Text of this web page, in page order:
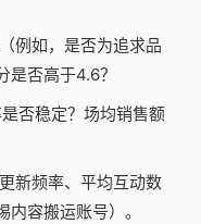
例如，是否为追求品
是否高于4.6？
否稳定？场均销售额
新频率、平均互动数
容搬运账号）。